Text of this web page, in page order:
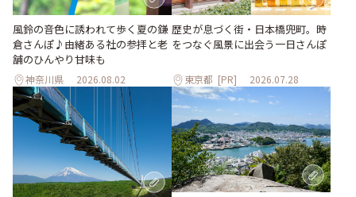
風鈴の音色に誘われて歩く夏の鎌
倉さんぽ♪由緒ある社の参拝と老
舗のひんやり甘味も
神奈川県 2026.08.02
歴史が息づく街・日本橋兜町。時
をつなぐ風景に出会う一日さんぽ
東京都 [PR] 2026.07.28